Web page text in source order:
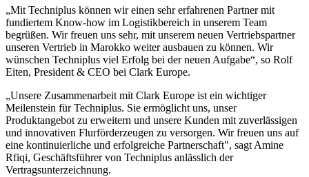
„Mit Techniplus können wir einen sehr erfahrenen Partner mit
fundiertem Know-how im Logistikbereich in unserem Team
begrüßen. Wir freuen uns sehr, mit unserem neuen Vertriebspartner
unseren Vertrieb in Marokko weiter ausbauen zu können. Wir
wünschen Techniplus viel Erfolg bei der neuen Aufgabe“, so Rolf
Eiten, President & CEO bei Clark Europe.
„Unsere Zusammenarbeit mit Clark Europe ist ein wichtiger
Meilenstein für Techniplus. Sie ermöglicht uns, unser
Produktangebot zu erweitern und unsere Kunden mit zuverlässigen
und innovativen Flurförderzeugen zu versorgen. Wir freuen uns auf
eine kontinuierliche und erfolgreiche Partnerschaft", sagt Amine
Rfiqi, Geschäftsführer von Techniplus anlässlich der
Vertragsunterzeichnung.